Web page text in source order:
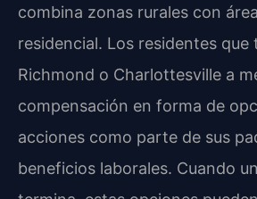
combina zonas rurales con
residencial. Los residentes que
Richmond o Charlottesville a
compensación en forma de
acciones como parte de sus
beneficios laborales. Cuando